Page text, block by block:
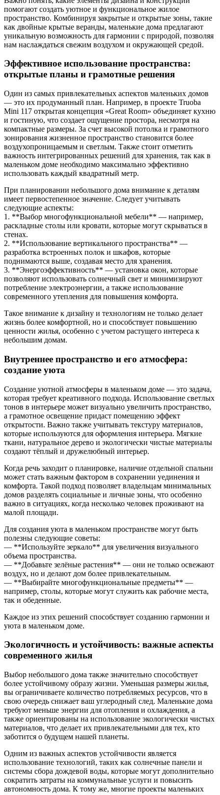
помогают создать уютное и функциональное жилое
пространство. Комбинируя закрытые и открытые зоны, такие
как двойные крытые веранды, маленькие дома предлагают
уникальную возможность для гармонии с природой, позволяя
нам наслаждаться свежим воздухом и окружающей средой.
Эффективное использование пространства:
открытые планы и грамотные решения
Один из самых привлекательных аспектов маленьких домов
— это их продуманный план. Например, в проекте Truoba
Mini 117 открытая концепция «Great Room» объединяет кухню
и гостиную, что создает ощущение простора, несмотря на
компактные размеры. За счет высокой потолка и грамотного
зонирования жизненное пространство становится более
воздухопроницаемым и светлым. Также стоит отметить
важность интегрированных решений для хранения, так как в
маленьком доме необходимо максимально эффективно
использовать каждый квадратный метр.
При планировании небольшого дома внимание к деталям
имеет первостепенное значение. Следует учитывать
следующие аспекты:
1. **Выбор многофункциональной мебели** — например,
раскладные столы или кровати, которые могут скрываться в
стенах.
2. **Использование вертикального пространства** —
разработка встроенных полок и шкафов, которые
поднимаются выше, создавая место для хранения.
3. **Энергоэффективность** — установка окон, которые
позволяют использовать солнечный свет и минимизируют
потребление электроэнергии, а также использование
современного утепления для повышения комфорта.
Такое внимание к дизайну и технологиям не только делает
жизнь более комфортной, но и способствует повышению
ценности жилья, особенно с учетом растущего интереса к
небольшим домам.
Внутреннее пространство и его атмосфера:
создание уюта
Создание уютной атмосферы в маленьком доме — это задача,
которая требует креативного подхода. Использование светлых
тонов в интерьере может визуально увеличить пространство,
а грамотное освещение придаст помещению эффект
открытости. Важно также учитывать текстуру материалов,
которые используются для оформления интерьера. Мягкие
ткани, натуральное дерево и экологически чистые материалы
создают тёплый и дружелюбный интерьер.
Когда речь заходит о планировке, наличие отдельной спальни
может стать важным фактором в сохранении уединения и
комфорта. Такой подход позволяет владельцам минимальных
домов разделять социальные и личные зоны, что особенно
важно в ситуациях, когда несколько человек проживают на
малой площади.
Для создания уюта в маленьком пространстве могут быть
полезны следующие советы:
— **Используйте зеркало** для увеличения визуального
объема пространства.
— **Добавьте зелёные растения** — они не только освежают
воздух, но и делают дом более привлекательным.
— **Выбирайте многофункциональные предметы** —
например, столы, которые могут служить как рабочие места,
так и обеденные.
Каждое из этих решений способствует созданию гармонии и
уюта в маленьком доме.
Экологичность и устойчивость: важные аспекты
современного жилья
Выбор небольшого дома также значительно способствует
более устойчивому образу жизни. Уменьшая размеры жилья,
вы ограничиваете количество потребляемых ресурсов, что в
свою очередь снижает ваш углеродный след. Маленькие дома
требуют меньше энергии для отопления и охлаждения, а
также ориентированы на использование экологически чистых
материалов, что делает их привлекательными для тех, кто
заботится о будущем нашей планеты.
Одним из важных аспектов устойчивости является
использование технологий, таких как солнечные панели и
системы сбора дождевой воды, которые могут дополнительно
сократить затраты на коммунальные услуги и повысить
автономность дома. К тому же, многие проекты маленьких